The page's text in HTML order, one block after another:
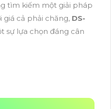
tìm kiếm một giải pháp
giá cả phải chăng, DS-
sự lựa chọn đáng cân